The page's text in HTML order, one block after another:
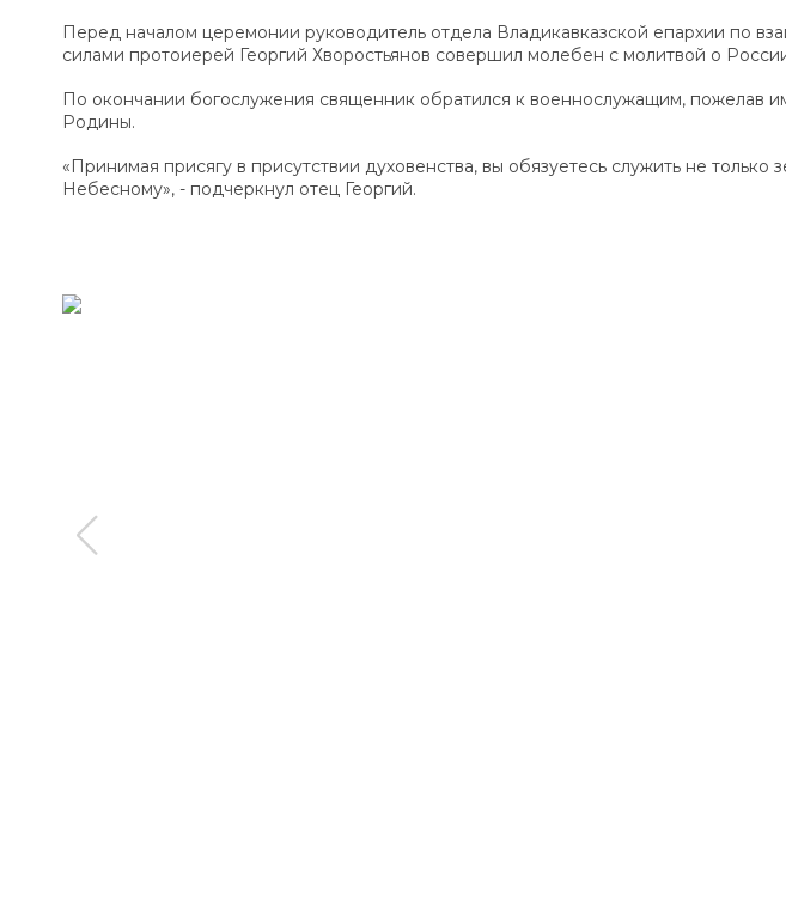
Перед началом церемонии руководитель отдела Владикавказской епархии по
силами протоиерей Георгий Хворостьянов совершил молебен с молитвой о
По окончании богослужения священник обратился к военнослужащим, пожелав
Родины.
«Принимая присягу в присутствии духовенства, вы обязуетесь служить не только
Небесному», - подчеркнул отец Георгий.